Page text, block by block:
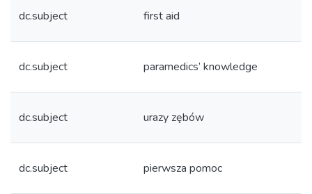
dc.subject first aid
dc.subject paramedics’ knowledge
dc.subject urazy zębów
dc.subject pierwsza pomoc